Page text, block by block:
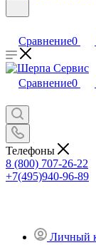
Сравнение0
Сравнение0
Телефоны
8 (800) 707-26-22
+7(495)940-96-89
Личный